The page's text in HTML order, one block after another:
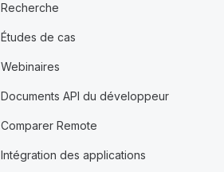
Recherche
Études de cas
Webinaires
Documents API du développeur
Comparer Remote
Intégration des applications